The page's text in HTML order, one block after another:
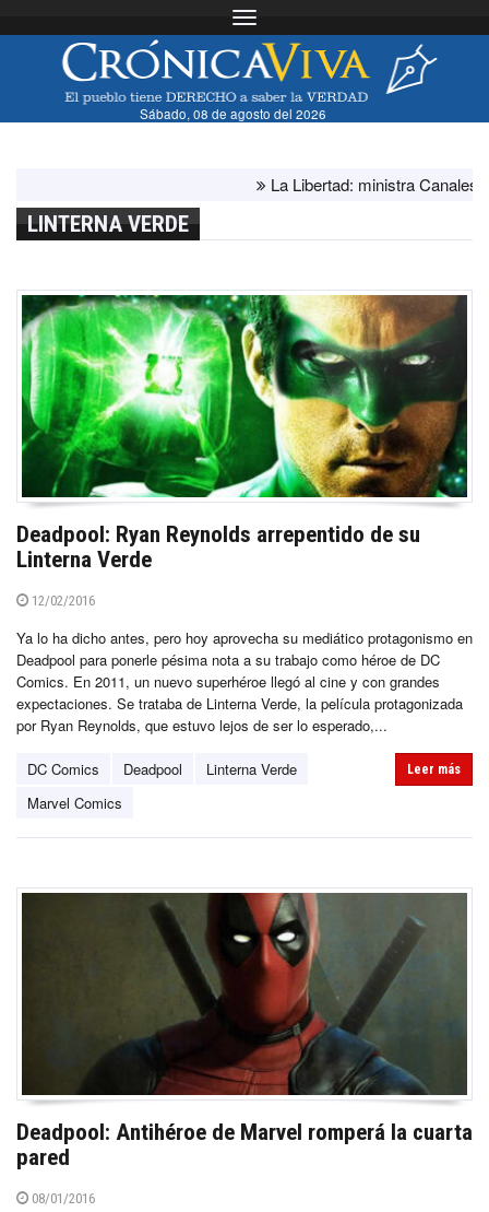
Toggle navigation
Sábado, 08 de agosto del 2026
La Libertad: ministra Canales
LINTERNA VERDE
Deadpool: Ryan Reynolds arrepentido de su
Linterna Verde
12/02/2016
Ya lo ha dicho antes, pero hoy aprovecha su mediático protagonismo en
Deadpool para ponerle pésima nota a su trabajo como héroe de DC
Comics. En 2011, un nuevo superhéroe llegó al cine y con grandes
expectaciones. Se trataba de Linterna Verde, la película protagonizada
por Ryan Reynolds, que estuvo lejos de ser lo esperado,...
DC Comics Deadpool
Linterna Verde
Marvel Comics
Leer más
Deadpool: Antihéroe de Marvel romperá la cuarta
pared
08/01/2016